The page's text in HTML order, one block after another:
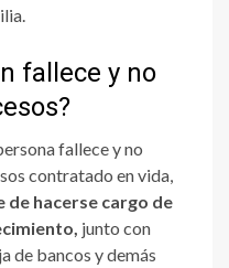
fallece y no
fallece y no
contratado en vida,
de hacerse cargo de
junto con
de bancos y demás